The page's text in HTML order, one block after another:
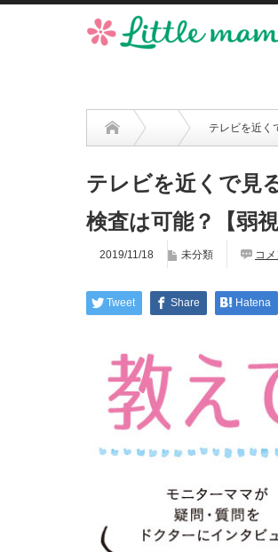
テレビを近く
テレビを近くで見
検査は可能？【弱
2019/11/18 未分類 コメ
Tweet Share Hatena